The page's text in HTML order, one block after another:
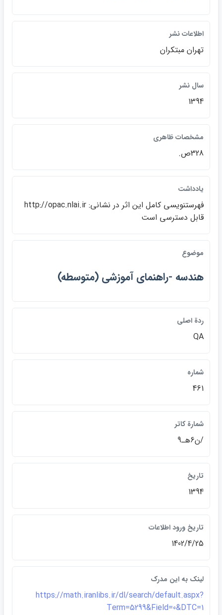
اطلاعات نشر
تهران مبتكران
سال نشر
1394
مشخصات ظاهري
328ص.
يادداشت
فهرستنويسي كامل اين اثر در نشاني: http://opac.nlai.ir
قابل دسترسي است
موضوع
هندسه -راهنماي آموزشي (متوسطه)
ردة اصلي
QA
شماره
461
شمارة کاتر
/ن6هـ9
تاريخ
1394
تاريخ ورود اطلاعات
1402/4/25
لينک به اين مدرک
https://math.iranlibs.ir/dl/search/default.aspx?
Term=5299&Field=0&DTC=1